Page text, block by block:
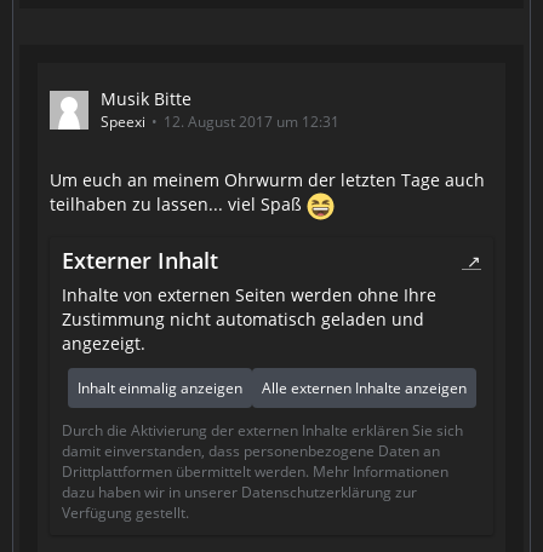
Musik Bitte
Speexi 12. August 2017 um 12:31
Um euch an meinem Ohrwurm der letzten Tage auch
teilhaben zu lassen... viel Spaß
Externer Inhalt
Inhalte von externen Seiten werden ohne Ihre
Zustimmung nicht automatisch geladen und
angezeigt.
Inhalt einmalig anzeigen Alle externen Inhalte anzeigen
Durch die Aktivierung der externen Inhalte erklären Sie sich
damit einverstanden, dass personenbezogene Daten an
Drittplattformen übermittelt werden. Mehr Informationen
dazu haben wir in unserer Datenschutzerklärung zur
Verfügung gestellt.